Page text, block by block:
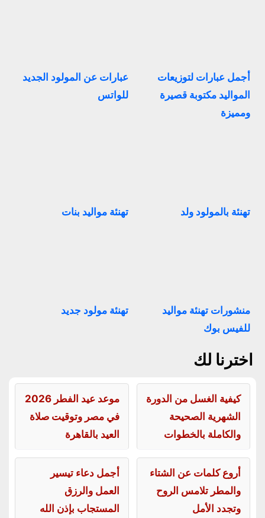
أجمل عبارات لتوزيعات
المواليد مكتوبة قصيرة
ومميزة
عبارات عن المولود الجديد
للواتس
تهنئة بالمولود ولد تهنئة مواليد بنات
منشورات تهنئة مواليد
للفيس بوك
تهنئة مولود جديد
اخترنا لك
كيفية الغسل من الدورة
الشهرية الصحيحة
والكاملة بالخطوات
موعد عيد الفطر 2026
في مصر وتوقيت صلاة
العيد بالقاهرة
أروع كلمات عن الشتاء
والمطر تلامس الروح
وتجدد الأمل
أجمل دعاء تيسير
العمل والرزق
المستجاب بإذن الله